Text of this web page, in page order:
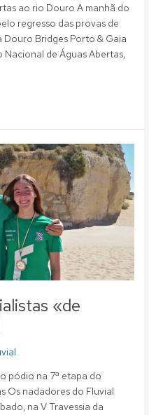
ao rio Douro A manhã do
regresso das provas de
Bridges Porto & Gaia
de Águas Abertas,
«de
pódio na 7ª etapa do
Os nadadores do Fluvial
na V Travessia da